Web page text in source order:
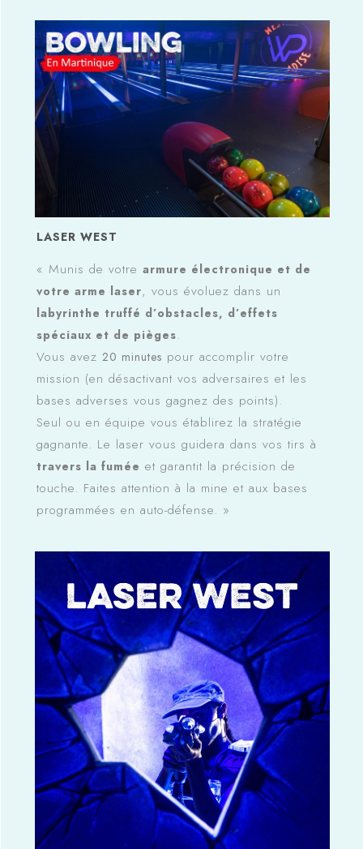
LASER WEST
« Munis de votre armure électronique et de
votre arme laser, vous évoluez dans un
labyrinthe truffé d’obstacles, d’effets
spéciaux et de pièges.
Vous avez 20 minutes pour accomplir votre
mission (en désactivant vos adversaires et les
bases adverses vous gagnez des points).
Seul ou en équipe vous établirez la stratégie
gagnante. Le laser vous guidera dans vos tirs à
travers la fumée et garantit la précision de
touche. Faites attention à la mine et aux bases
programmées en auto-défense. »